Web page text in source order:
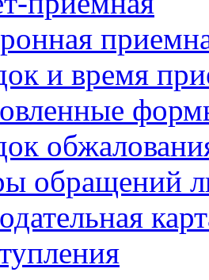
и время
обращений